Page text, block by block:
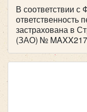
В соответствии
ответственность
застрахована в
(ЗАО) №